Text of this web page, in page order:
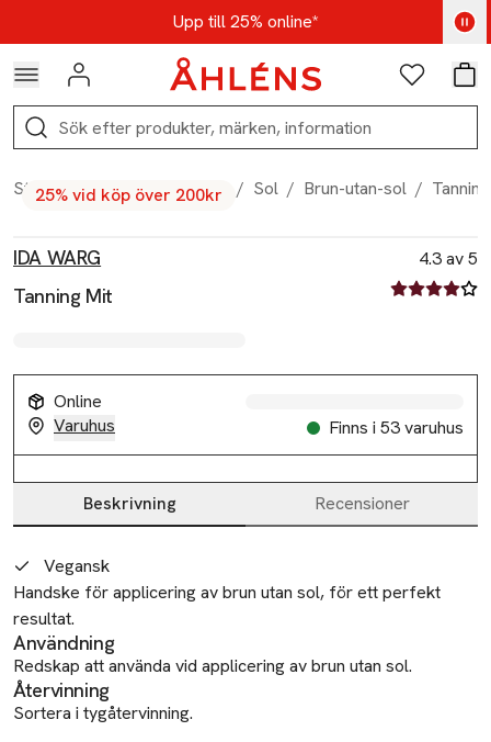
Hoppa till navigationsmenynUpp till 25% online*
Kod: AUG25 - Shoppa nu
Logga in Favoriter
Sök
Start / Skönhet / Hudvård / Sol / Brun-utan-sol /
25% vid köp över 200kr
IDA WARG
Tanning Mit
4.3 av 5
4.3 av fem
Online
Varuhus
Finns i 53 varuhus
Beskrivning Recensioner
Beskrivning
Vegansk
Handske för applicering av brun utan sol, för ett perfekt
resultat.
Användning
Redskap att använda vid applicering av brun utan sol.
Återvinning
Sortera i tygåtervinning.